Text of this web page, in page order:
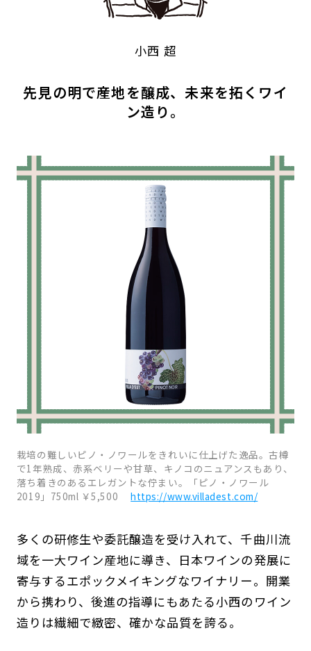
小西 超
先見の明で産地を醸成、未来を拓くワイ
ン造り。
栽培の難しいピノ・ノワールをきれいに仕上げた逸品。古樽
で1年熟成、赤系ベリーや甘草、キノコのニュアンスもあり、
落ち着きのあるエレガントな佇まい。「ピノ・ノワール
2019」750ml ￥5,500https://www.villadest.com/
多くの研修生や委託醸造を受け入れて、千曲川流
域を一大ワイン産地に導き、日本ワインの発展に
寄与するエポックメイキングなワイナリー。開業
から携わり、後進の指導にもあたる小西のワイン
造りは繊細で緻密、確かな品質を誇る。